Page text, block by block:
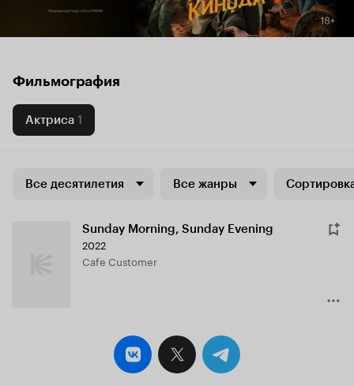
Фильмография
Актриса 1
Все десятилетия Все жанры
Sunday Morning, Sunday Evening
2022
Cafe Customer